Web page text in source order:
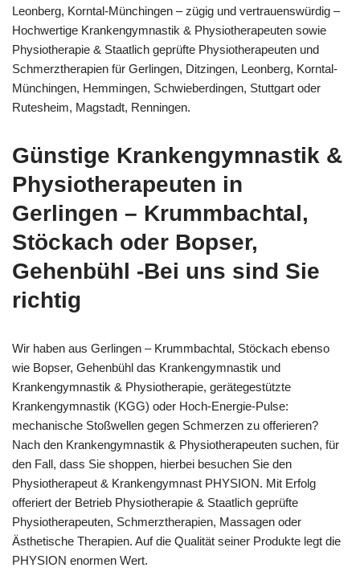
Leonberg, Korntal-Münchingen – zügig und vertrauenswürdig –
Hochwertige Krankengymnastik & Physiotherapeuten sowie
Physiotherapie & Staatlich geprüfte Physiotherapeuten und
Schmerztherapien für Gerlingen, Ditzingen, Leonberg, Korntal-
Münchingen, Hemmingen, Schwieberdingen, Stuttgart oder
Rutesheim, Magstadt, Renningen.
Günstige Krankengymnastik &
Physiotherapeuten in
Gerlingen – Krummbachtal,
Stöckach oder Bopser,
Gehenbühl -Bei uns sind Sie
richtig
Wir haben aus Gerlingen – Krummbachtal, Stöckach ebenso
wie Bopser, Gehenbühl das Krankengymnastik und
Krankengymnastik & Physiotherapie, gerätegestützte
Krankengymnastik (KGG) oder Hoch-Energie-Pulse:
mechanische Stoßwellen gegen Schmerzen zu offerieren?
Nach den Krankengymnastik & Physiotherapeuten suchen, für
den Fall, dass Sie shoppen, hierbei besuchen Sie den
Physiotherapeut & Krankengymnast PHYSION. Mit Erfolg
offeriert der Betrieb Physiotherapie & Staatlich geprüfte
Physiotherapeuten, Schmerztherapien, Massagen oder
Ästhetische Therapien. Auf die Qualität seiner Produkte legt die
PHYSION enormen Wert.